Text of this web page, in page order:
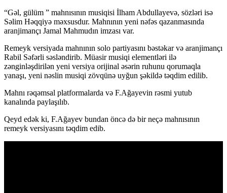
“Gəl, gülüm ” mahnısının musiqisi İlham Abdullayevə, sözləri isə
Səlim Həqqiyə məxsusdur. Mahnının yeni nəfəs qazanmasında
aranjimançı Jamal Mahmudın imzası var.
Remeyk versiyada mahnının solo partiyasını bəstəkar və aranjimançı
Rabil Səfərli səsləndirib. Müasir musiqi elementləri ilə
zənginləşdirilən yeni versiya orijinal əsərin ruhunu qorumaqla
yanaşı, yeni nəslin musiqi zövqünə uyğun şəkildə təqdim edilib.
Mahnı rəqəmsal platformalarda və F.Ağayevin rəsmi yutub
kanalında paylaşılıb.
Qeyd edək ki, F.Ağayev bundan öncə də bir neçə mahnısının
remeyk versiyasını təqdim edib.